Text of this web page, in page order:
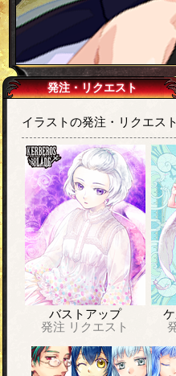
発注・リクエスト
イラストの発注・リクエス
バストアップ
発注 リクエスト